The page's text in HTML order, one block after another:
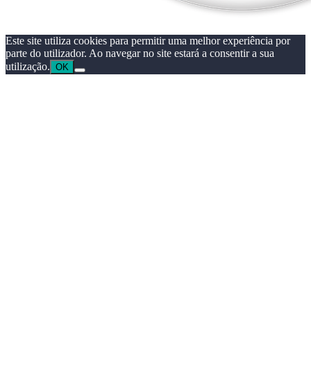
Este site utiliza cookies para permitir uma melhor experiência por
parte do utilizador. Ao navegar no site estará a consentir a sua
utilização. OK